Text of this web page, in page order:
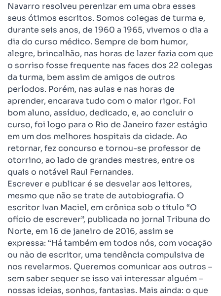
Navarro resolveu perenizar em uma obra esses
seus ótimos escritos. Somos colegas de turma e,
durante seis anos, de 1960 a 1965, vivemos o dia a
dia do curso médico. Sempre de bom humor,
alegre, brincalhão, nas horas de lazer fazia com que
o sorriso fosse frequente nas faces dos 22 colegas
da turma, bem assim de amigos de outros
períodos. Porém, nas aulas e nas horas de
aprender, encarava tudo com o maior rigor. Foi
bom aluno, assíduo, dedicado, e, ao concluir o
curso, foi logo para o Rio de Janeiro fazer estágio
em um dos melhores hospitais da cidade. Ao
retornar, fez concurso e tornou-se professor de
otorrino, ao lado de grandes mestres, entre os
quais o notável Raul Fernandes.
Escrever e publicar é se desvelar aos leitores,
mesmo que não se trate de autobiografia. O
escritor Ivan Maciel, em crônica sob o título “O
ofício de escrever”, publicada no jornal Tribuna do
Norte, em 16 de janeiro de 2016, assim se
expressa: “Há também em todos nós, com vocação
ou não de escritor, uma tendência compulsiva de
nos revelarmos. Queremos comunicar aos outros –
sem saber sequer se isso vai interessar alguém –
nossas ideias, sonhos, fantasias. Mais ainda: o que